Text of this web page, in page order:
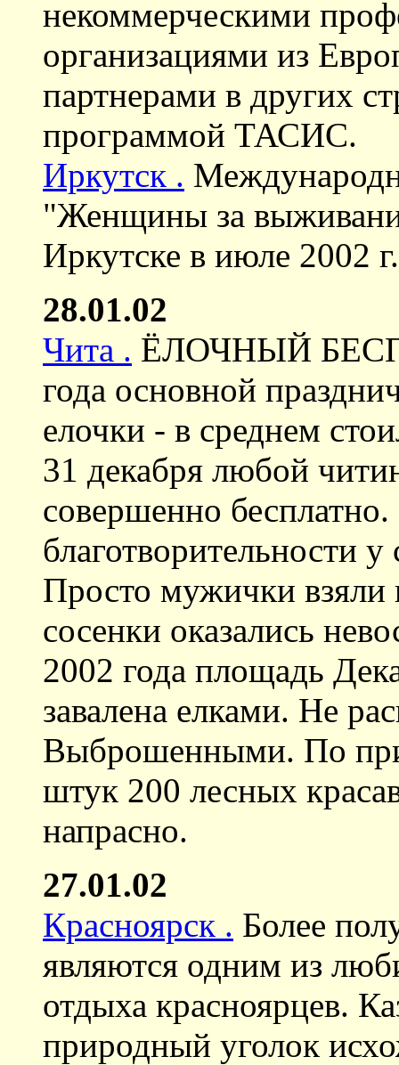
некоммерческими
организациями из
партнерами в других
программой ТАСИС.
Иркутск .
"Женщины за
Иркутске в июле 2002 г.
28.01.02
Чита . ЁЛОЧНЫЙ
года основной
елочки - в среднем
31 декабря любой
совершенно
благотворительности
Просто мужички взяли
сосенки оказались
2002 года площадь
завалена елками. Не
Выброшенными. По
штук 200 лесных
напрасно.
27.01.02
Красноярск . Более
являются одним из
отдыха красноярцев.
природный уголок